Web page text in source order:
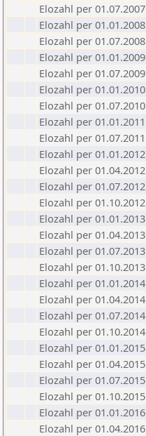
Elozahl per 01.07.2007
Elozahl per 01.01.2008
Elozahl per 01.07.2008
Elozahl per 01.01.2009
Elozahl per 01.07.2009
Elozahl per 01.01.2010
Elozahl per 01.07.2010
Elozahl per 01.01.2011
Elozahl per 01.07.2011
Elozahl per 01.01.2012
Elozahl per 01.04.2012
Elozahl per 01.07.2012
Elozahl per 01.10.2012
Elozahl per 01.01.2013
Elozahl per 01.04.2013
Elozahl per 01.07.2013
Elozahl per 01.10.2013
Elozahl per 01.01.2014
Elozahl per 01.04.2014
Elozahl per 01.07.2014
Elozahl per 01.10.2014
Elozahl per 01.01.2015
Elozahl per 01.04.2015
Elozahl per 01.07.2015
Elozahl per 01.10.2015
Elozahl per 01.01.2016
Elozahl per 01.04.2016